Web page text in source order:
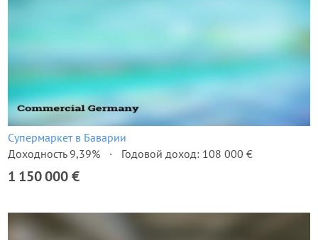
Супермаркет в Баварии
Доходность 9,39%
Годовой доход: 108 000 €
1 150 000 €